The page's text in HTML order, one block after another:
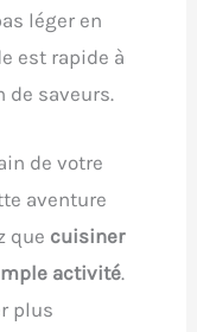
léger en
est rapide à
de saveurs.
de votre
aventure
que cuisiner
activité.
plus